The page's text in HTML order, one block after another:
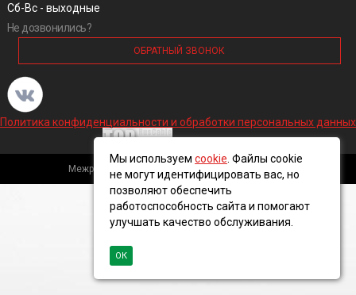
Сб-Вс - выходные
Не дозвонились?
ОБРАТНЫЙ ЗВОНОК
Политика конфиденциальности и обработки персональных данных
Межрегиональная кабельная компания, 2016 ©
Мы используем cookie . Файлы cookie
не могут идентифицировать вас, но
позволяют обеспечить
работоспособность сайта и помогают
улучшать качество обслуживания.
ОК